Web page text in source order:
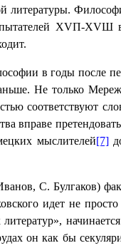
литературы.
ХVП-ХVШ
в годы
Не только
соответствуют
вправе
мыслителей[7]
С. Булгаков)
идет не
он как бы